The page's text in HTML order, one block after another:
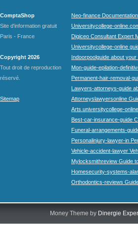
ComptaShop
Site d'information gratuit
Paris - France
Copyright 2026
Tout droit de reproduction
réservé.
Sitemap
Neo-finance
Universitycollege-
Digiceo Consultant Expert
Universitycollege-online
Indoorpoolguide about
Mon-guide-epilation-
Permanent-hair-removal-
Lawyers-attorneys-guide
Attorneyslawyersonline
Arts.universitycollege-
Best-car-insurance-guide
Funeral-arrangements-
Personalinjury-lawyer-in
Vehicle-accident-lawyer
Mylocksmithreview Guide
Homesecurity-systems-
Orthodontics-reviews
Money Theme by Dinergie